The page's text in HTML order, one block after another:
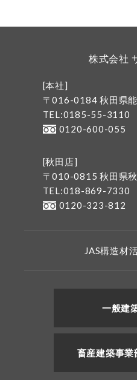
株式会社
[本社]
〒016-0184 秋田県
TEL:0185-55-3110
0120-600-055
[秋田店]
〒010-0815 秋田県
TEL:018-869-7330
0120-323-812
JAS構造材
一般建
畜産建築事業